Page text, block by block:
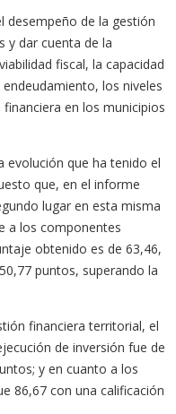
desempeño de la gestión
y dar cuenta de la
fiscal, la capacidad
los niveles
en los municipios
evolución que ha tenido el
que, en el informe
lugar en esta misma
a los componentes
obtenido es de 63,46,
puntos, superando la
financiera territorial, el
de inversión fue de
y en cuanto a los
86,67 con una calificación